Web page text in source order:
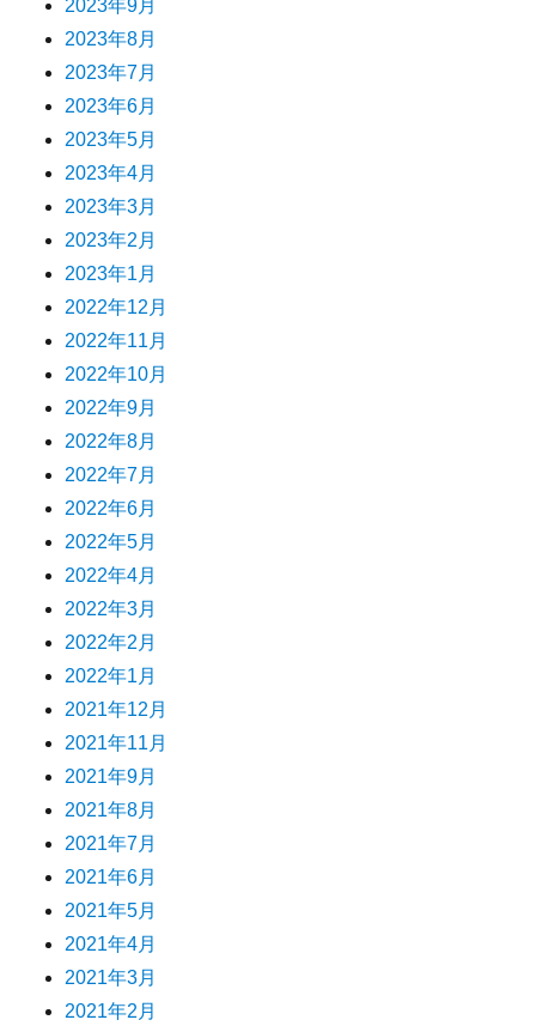
2023年9月
2023年8月
2023年7月
2023年6月
2023年5月
2023年4月
2023年3月
2023年2月
2023年1月
2022年12月
2022年11月
2022年10月
2022年9月
2022年8月
2022年7月
2022年6月
2022年5月
2022年4月
2022年3月
2022年2月
2022年1月
2021年12月
2021年11月
2021年9月
2021年8月
2021年7月
2021年6月
2021年5月
2021年4月
2021年3月
2021年2月